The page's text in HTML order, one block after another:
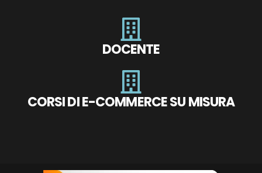
DOCENTE
CORSI DI E-COMMERCE SU MISURA